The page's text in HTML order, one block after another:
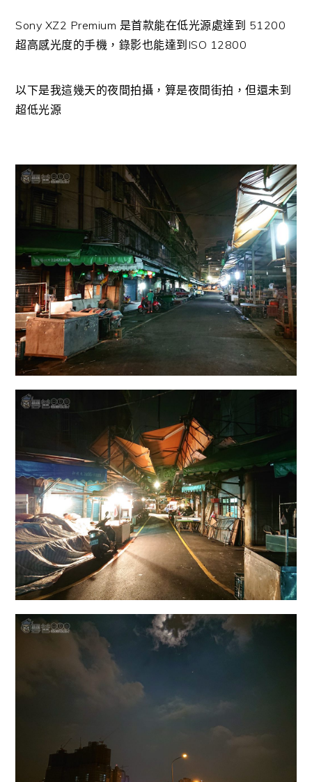
Sony XZ2 Premium 是首款能在低光源處達到 51200
超高感光度的手機，錄影也能達到ISO 12800
以下是我這幾天的夜間拍攝，算是夜間街拍，但還未到
超低光源